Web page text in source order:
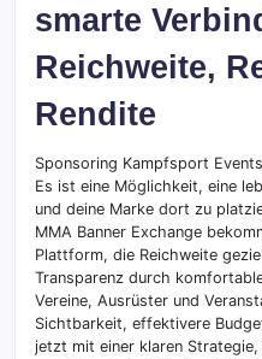
smarte
Reichweite,
Rendite
Sponsoring Kampfsport
Es ist eine Möglichkeit, eine
und deine Marke dort zu
MMA Banner Exchange
Plattform, die Reichweite
Transparenz durch
Vereine, Ausrüster und
Sichtbarkeit, effektivere
jetzt mit einer klaren